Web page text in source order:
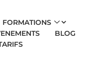
FORMATIONS
BLOG